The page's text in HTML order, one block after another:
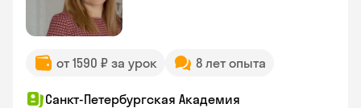
от 1590 ₽ за урок 8 лет опыта
Санкт-Петербургская Академия